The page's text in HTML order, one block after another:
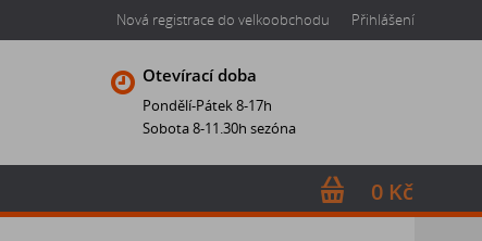
Nová registrace do velkoobchodu Přihlášení
Otevírací doba
Pondělí-Pátek 8-17h
Sobota 8-11.30h sezóna
0 Kč